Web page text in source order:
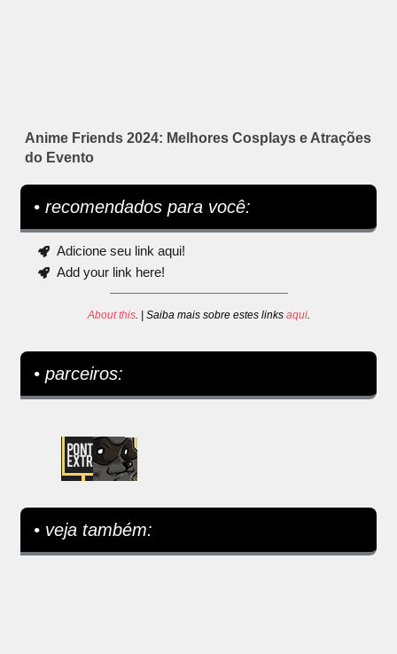
Anime Friends 2024: Melhores Cosplays e Atrações
do Evento
• recomendados para você:
Adicione seu link aqui!
Add your link here!
About this. | Saiba mais sobre estes links aqui.
• parceiros:
• veja também: